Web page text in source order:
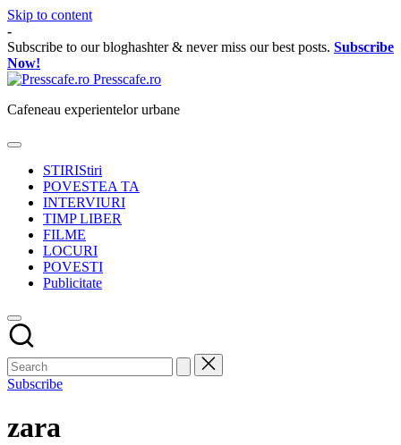
Skip to content
-
Subscribe to our bloghashter & never miss our best posts. Subscribe
Now!
Presscafe.ro
Cafeneau experientelor urbane
STIRIStiri
POVESTEA TA
INTERVIURI
TIMP LIBER
FILME
LOCURI
POVESTI
Publicitate
Subscribe
zara